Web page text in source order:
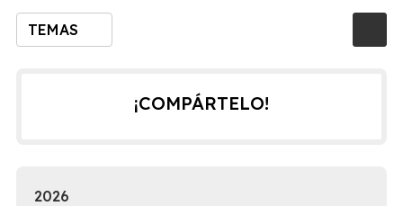
TEMAS
¡COMPÁRTELO!
2026